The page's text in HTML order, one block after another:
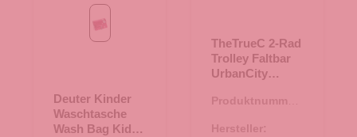
ruby
Deuter Kinder
Waschtasche
Wash Bag Kids
TheTrueC 2-Rad
Trolley Faltbar
UrbanCity
Produktnummer:
Hersteller: